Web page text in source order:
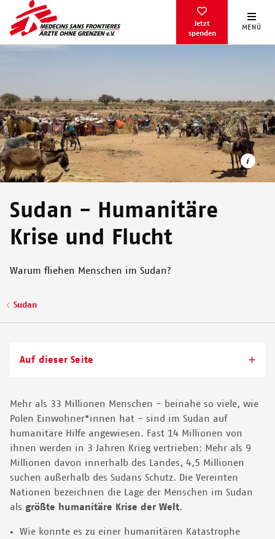
zum
Inhalt
Jetzt
spenden
MENÜ
Camp in der Nähe von al-Faschir bei einem Angriff der Miliz
RSF vollkommen zerstört.
Sudan - Humanitäre
Krise und Flucht
Warum fliehen Menschen im Sudan?
Pfadnavigation
Sudan
Auf dieser Seite
Mehr als 33 Millionen Menschen - beinahe so viele, wie
Polen Einwohner*innen hat - sind im Sudan auf
humanitäre Hilfe angewiesen. Fast 14 Millionen von
ihnen werden in 3 Jahren Krieg vertrieben: Mehr als 9
Millionen davon innerhalb des Landes, 4,5 Millionen
suchen außerhalb des Sudans Schutz. Die Vereinten
Nationen bezeichnen die Lage der Menschen im Sudan
als größte humanitäre Krise der Welt.
Wie konnte es zu einer humanitären Katastrophe